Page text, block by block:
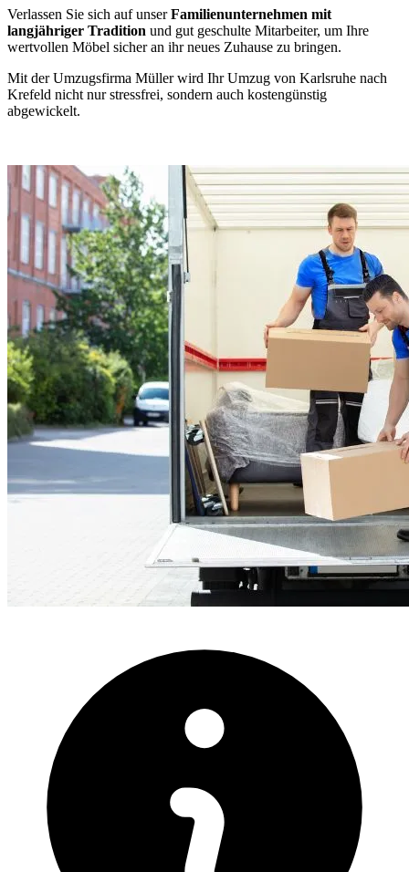
Verlassen Sie sich auf unserFamilienunternehmen mit
langjähriger Tradition und gut geschulte Mitarbeiter, um Ihre
wertvollen Möbel sicher an ihr neues Zuhause zu bringen.
Mit der Umzugsfirma Müller wird Ihr Umzug von Karlsruhe nach
Krefeld nicht nur stressfrei, sondern auch kostengünstig
abgewickelt.